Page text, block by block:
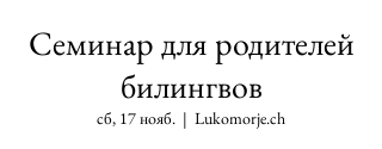
Семинар для родителей
билингвов
сб, 17 нояб.
  |
Lukomorje.ch